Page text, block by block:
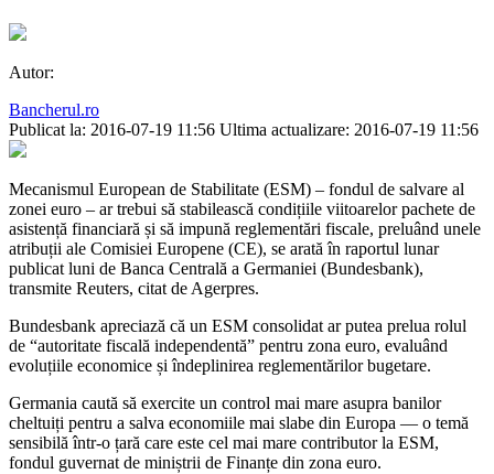
Autor:
Bancherul.ro
Publicat la: 2016-07-19 11:56 Ultima actualizare: 2016-07-19 11:56
Mecanismul European de Stabilitate (ESM) – fondul de salvare al
zonei euro – ar trebui să stabilească condițiile viitoarelor pachete de
asistență financiară și să impună reglementări fiscale, preluând unele
atribuții ale Comisiei Europene (CE), se arată în raportul lunar
publicat luni de Banca Centrală a Germaniei (Bundesbank),
transmite Reuters, citat de Agerpres.
Bundesbank apreciază că un ESM consolidat ar putea prelua rolul
de “autoritate fiscală independentă” pentru zona euro, evaluând
evoluțiile economice și îndeplinirea reglementărilor bugetare.
Germania caută să exercite un control mai mare asupra banilor
cheltuiți pentru a salva economiile mai slabe din Europa — o temă
sensibilă într-o țară care este cel mai mare contributor la ESM,
fondul guvernat de miniștrii de Finanțe din zona euro.